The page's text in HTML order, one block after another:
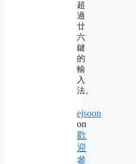
超
過
廿
六
鍵
的
輸
入
法。
ejsoon
on
歡
迎
參